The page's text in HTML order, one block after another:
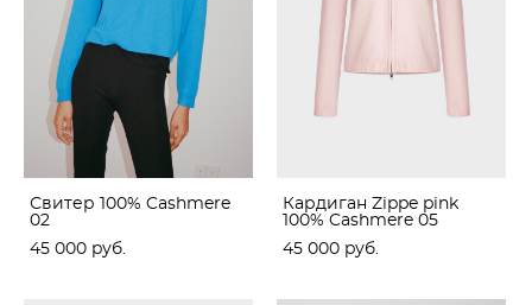
Свитер 100% Cashmere
02
45 000 pуб.
Кардиган Zippe pink
100% Cashmere 05
45 000 pуб.